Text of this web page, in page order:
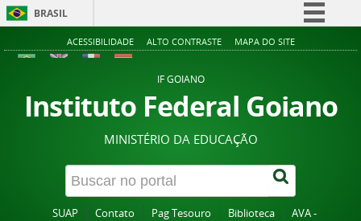
BRASIL
Simplifique!
Acesso à informação
Legislação
Canais
ACESSIBILIDADE ALTO CONTRASTE MAPA DO SITE
IF GOIANO
Instituto Federal Goiano
MINISTÉRIO DA EDUCAÇÃO
SUAP Contato Pag Tesouro Biblioteca
AVA -